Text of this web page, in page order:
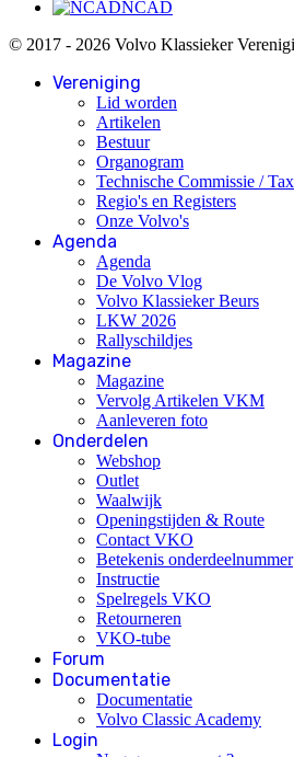
NCAD
© 2017 - 2026 Volvo Klassieker
Vereniging
Lid worden
Artikelen
Bestuur
Organogram
Technische Commissie /
Regio's en Registers
Onze Volvo's
Agenda
Agenda
De Volvo Vlog
Volvo Klassieker Beurs
LKW 2026
Rallyschildjes
Magazine
Magazine
Vervolg Artikelen VKM
Aanleveren foto
Onderdelen
Webshop
Outlet
Waalwijk
Openingstijden & Route
Contact VKO
Betekenis onderdeelnummer
Instructie
Spelregels VKO
Retourneren
VKO-tube
Forum
Documentatie
Documentatie
Volvo Classic Academy
Login